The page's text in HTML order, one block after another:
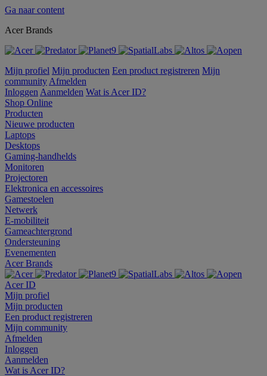
Ga naar content
Acer Brands
Mijn profiel Mijn producten Een product registreren Mijn
community Afmelden
Inloggen Aanmelden Wat is Acer ID?
Shop Online
Producten
Nieuwe producten
Laptops
Desktops
Gaming-handhelds
Monitoren
Projectoren
Elektronica en accessoires
Gamestoelen
Netwerk
E-mobiliteit
Gameachtergrond
Ondersteuning
Evenementen
Acer Brands
Acer ID
Mijn profiel
Mijn producten
Een product registreren
Mijn community
Afmelden
Inloggen
Aanmelden
Wat is Acer ID?